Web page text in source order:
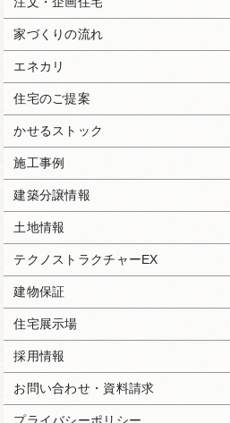
家づくりの流れ
エネカリ
住宅のご提案
かせるストック
施工事例
建築分譲情報
土地情報
テクノストラクチャーEX
建物保証
住宅展示場
採用情報
お問い合わせ・資料請求